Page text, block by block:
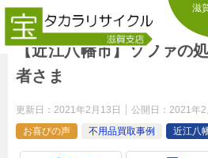
滋
【近江八幡市】ソファの
者さま
更新日： 2021年2月13日 公開日： 2021年2
お喜びの声
不用品買取事例 近江八